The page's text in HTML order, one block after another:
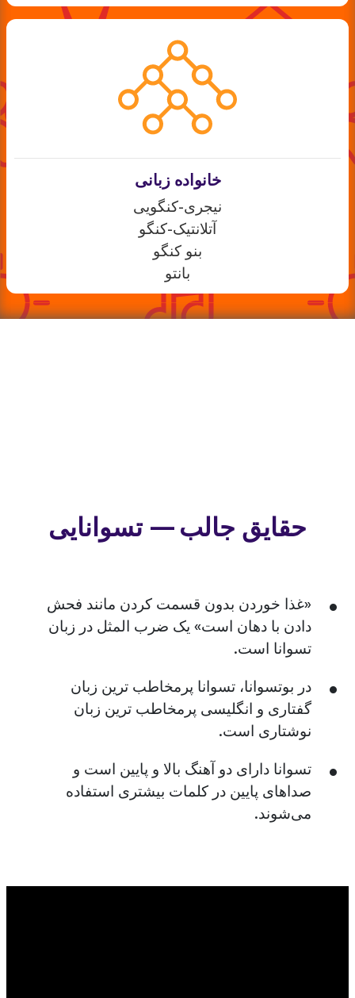
خانواده زبانی
نیجری-کنگویی
آتلانتیک-کنگو
بنو کنگو
بانتو
حقایق جالب — تسوانایی
«غذا خوردن بدون قسمت کردن مانند فحش
دادن با دهان است» یک ضرب المثل در زبان
تسوانا است.
در بوتسوانا، تسوانا پرمخاطب ترین زبان
گفتاری و انگلیسی پرمخاطب ترین زبان
نوشتاری است.
تسوانا دارای دو آهنگ بالا و پایین است و
صداهای پایین در کلمات بیشتری استفاده
می‌شوند.